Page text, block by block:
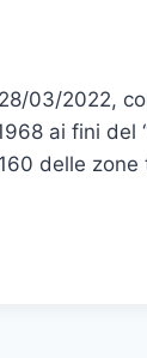
03/2022,
ai fini del
delle zone